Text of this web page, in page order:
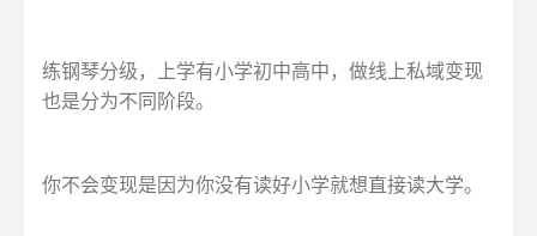
练钢琴分级，上学有小学初中高中，做线上私域变现
也是分为不同阶段。
你不会变现是因为你没有读好小学就想直接读大学。